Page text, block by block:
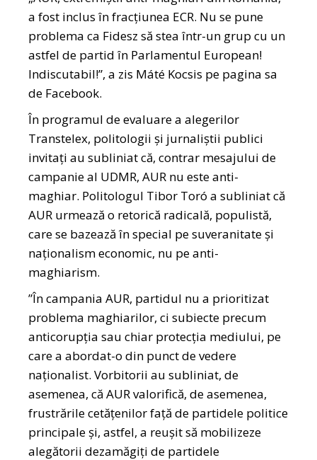
a fost inclus în fracțiunea ECR. Nu se pune
problema ca Fidesz să stea într-un grup cu un
astfel de partid în Parlamentul European!
Indiscutabil!”, a zis Máté Kocsis pe pagina sa
de Facebook.
În programul de evaluare a alegerilor
Transtelex, politologii și jurnaliștii publici
invitați au subliniat că, contrar mesajului de
campanie al UDMR, AUR nu este anti-
maghiar. Politologul Tibor Toró a subliniat că
AUR urmează o retorică radicală, populistă,
care se bazează în special pe suveranitate și
naționalism economic, nu pe anti-
maghiarism.
”În campania AUR, partidul nu a prioritizat
problema maghiarilor, ci subiecte precum
anticorupția sau chiar protecția mediului, pe
care a abordat-o din punct de vedere
naționalist. Vorbitorii au subliniat, de
asemenea, că AUR valorifică, de asemenea,
frustrările cetățenilor față de partidele politice
principale și, astfel, a reușit să mobilizeze
alegătorii dezamăgiți de partidele